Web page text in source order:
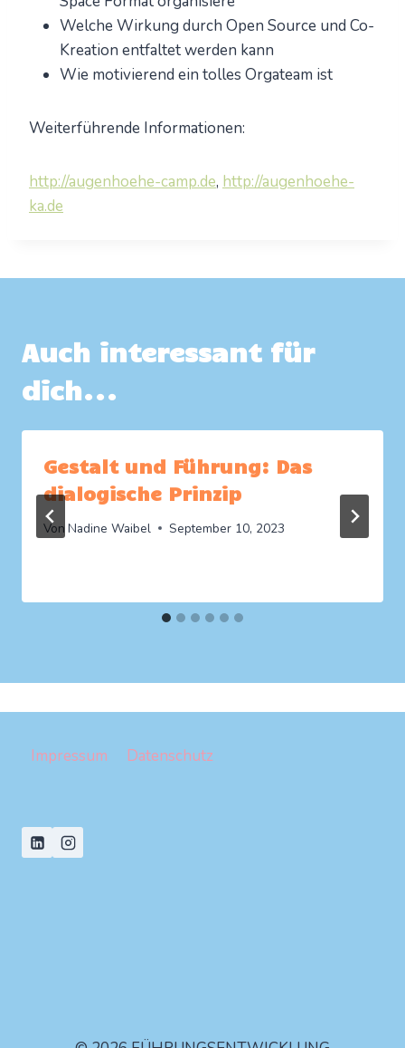
Welche Wirkung durch Open Source und Co-
Kreation entfaltet werden kann
Wie motivierend ein tolles Orgateam ist
Weiterführende Informationen:
http://augenhoehe-camp.de, http://augenhoehe-
ka.de
Auch interessant für
dich...
Gestalt und Führung: Das
dialogische Prinzip
Von Nadine Waibel September 10, 2023
Impressum Datenschutz